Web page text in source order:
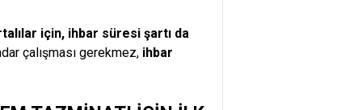
için, ihbar süresi şartı da
çalışması gerekmez, ihbar